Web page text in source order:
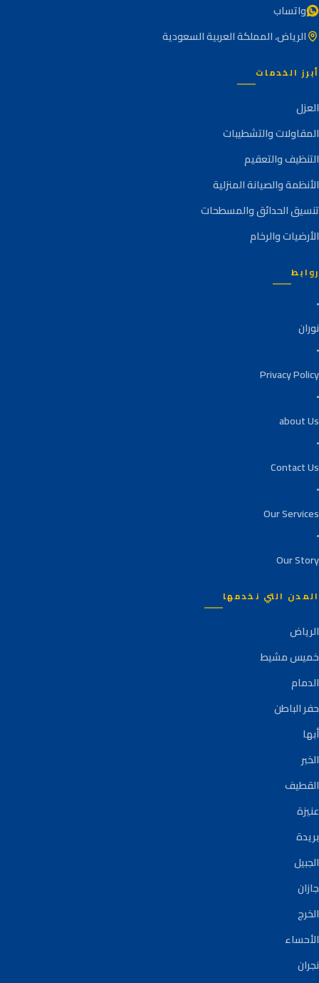
واتساب
الرياض، المملكة العربية السعودية
أبرز الخدمات
العزل
المقاولات والتشطيبات
التنظيف والتعقيم
الأنظمة والصيانة المنزلية
تنسيق الحدائق والمسطحات
الأرضيات والرخام
روابط
نوران
Privacy Policy
about Us
Contact Us
Our Services
Our Story
المدن التي نخدمها
الرياض
خميس مشيط
الدمام
حفر الباطن
أبها
الخبر
القطيف
عنيزة
بريدة
الجبيل
جازان
الخرج
الأحساء
نجران